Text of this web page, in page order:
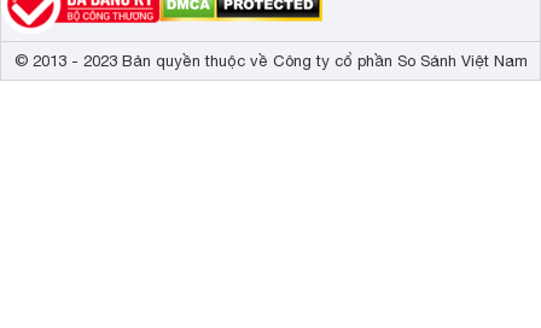
© 2013 - 2023 Bản quyền thuộc về Công ty cổ phần So Sánh Việt Nam